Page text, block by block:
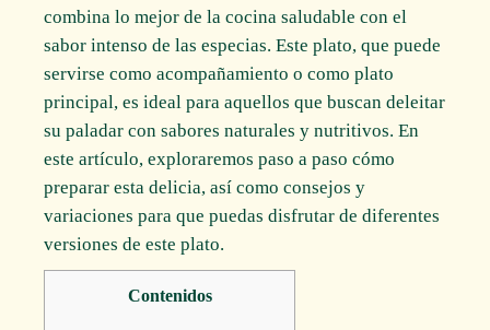
combina lo mejor de la cocina saludable con el
sabor intenso de las especias. Este plato, que puede
servirse como acompañamiento o como plato
principal, es ideal para aquellos que buscan deleitar
su paladar con sabores naturales y nutritivos. En
este artículo, exploraremos paso a paso cómo
preparar esta delicia, así como consejos y
variaciones para que puedas disfrutar de diferentes
versiones de este plato.
Contenidos